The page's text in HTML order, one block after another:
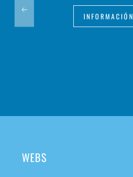
INFORMACIÓN
WEBS